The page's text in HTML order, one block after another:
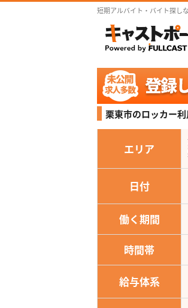
短期アルバイト・バイト探し
栗東市のロッカー
エリア
日付
働く期間
時間帯
給与体系